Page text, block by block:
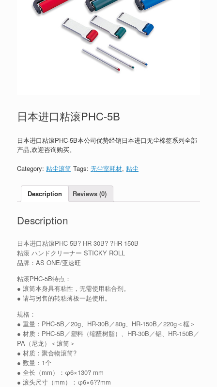
日本进口粘滚PHC-5B
日本进口粘滚PHC-5B本公司优势经销日本进口无尘棉签系列全部
产品,欢迎咨询购买。
Category: 粘尘滚筒 Tags: 无尘室耗材, 粘尘
Description Reviews (0)
Description
日本进口粘滚PHC-5B? HR-30B? ?HR-150B
粘滚 ハンドクリーナー STICKY ROLL
品牌：AS ONE/亚速旺
粘滚PHC-5B特点：
● 滚筒本身具有粘性，无需使用粘合剂。
● 请与另售的转粘薄板一起使用。
规格：
● 重量：PHC-5B／20g、HR-30B／80g、HR-150B／220g＜框＞
● 材质：PHC-5B／塑料（缩醛树脂）、HR-30B／铝、HR-150B／
PA（尼龙）＜滚筒＞
● 材质：聚合物滚筒?
● 数量：1个
● 全长（mm）：φ6×130? mm
● 滚头尺寸（mm）：φ6×6??mm